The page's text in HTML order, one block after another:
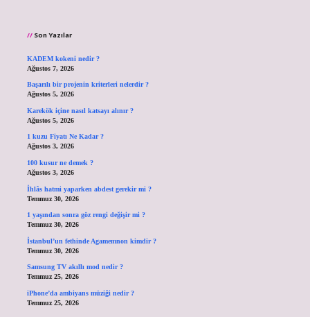
Son Yazılar
KADEM kokeni nedir ?
Ağustos 7, 2026
Başarılı bir projenin kriterleri nelerdir ?
Ağustos 5, 2026
Karekök içine nasıl katsayı alınır ?
Ağustos 5, 2026
1 kuzu Fiyatı Ne Kadar ?
Ağustos 3, 2026
100 kusur ne demek ?
Ağustos 3, 2026
İhlâs hatmi yaparken abdest gerekir mi ?
Temmuz 30, 2026
1 yaşından sonra göz rengi değişir mi ?
Temmuz 30, 2026
İstanbul’un fethinde Agamemnon kimdir ?
Temmuz 30, 2026
Samsung TV akıllı mod nedir ?
Temmuz 25, 2026
iPhone’da ambiyans müziği nedir ?
Temmuz 25, 2026